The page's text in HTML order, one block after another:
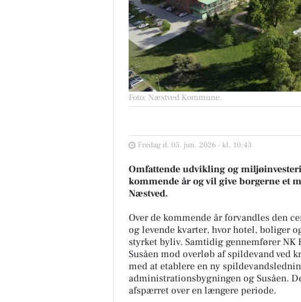
Foto: Næstved Kommune.
Fredag d. 05. jun. 2026 - kl. 10:43
Omfattende udvikling og
kommende år og vil give borgerne et
Næstved.
Over de kommende år forvandles den
og levende kvarter, hvor hotel, boliger
styrket byliv. Samtidig gennemfører
Susåen mod overløb af spildevand ved
med at etablere en ny
administrationsbygningen og Susåen.
afspærret over en længere periode.